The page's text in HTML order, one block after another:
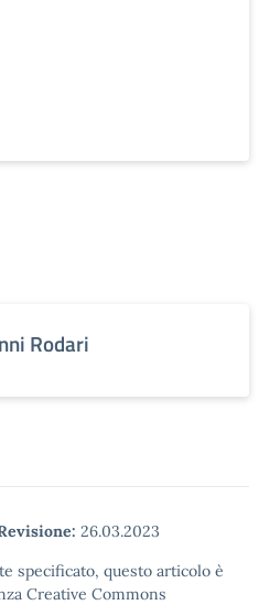
Rodari
26.03.2023
specificato, questo articolo è
Creative Commons